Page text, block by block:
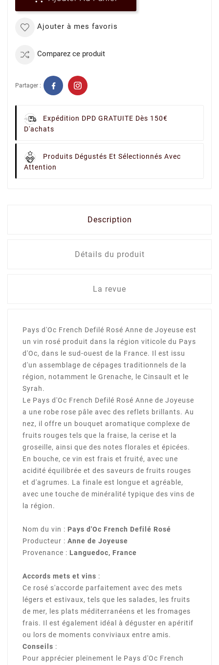
Ajouter à mes favoris
Comparez ce produit
Partager :
Expédition DPD GRATUITE Dès 150€
D'achats
Produits Dégustés Et Sélectionnés Avec
Attention
Description
Détails du produit
La revue
Pays d'Oc French Defilé Rosé Anne de Joyeuse est
un vin rosé produit dans la région viticole du Pays
d'Oc, dans le sud-ouest de la France. Il est issu
d'un assemblage de cépages traditionnels de la
région, notamment le Grenache, le Cinsault et le
Syrah.
Le Pays d'Oc French Defilé Rosé Anne de Joyeuse
a une robe rose pâle avec des reflets brillants. Au
nez, il offre un bouquet aromatique complexe de
fruits rouges tels que la fraise, la cerise et la
groseille, ainsi que des notes florales et épicées.
En bouche, ce vin est frais et fruité, avec une
acidité équilibrée et des saveurs de fruits rouges
et d'agrumes. La finale est longue et agréable,
avec une touche de minéralité typique des vins de
la région.
Nom du vin : Pays d'Oc French Defilé Rosé
Producteur : Anne de Joyeuse
Provenance : Languedoc, France
Accords mets et vins :
Ce rosé s'accorde parfaitement avec des mets
légers et estivaux, tels que les salades, les fruits
de mer, les plats méditerranéens et les fromages
frais. Il est également idéal à déguster en apéritif
ou lors de moments conviviaux entre amis.
Conseils :
Pour apprécier pleinement le Pays d'Oc French